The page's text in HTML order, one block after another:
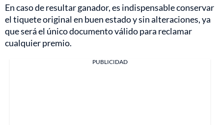
En caso de resultar ganador, es indispensable conservar
el tiquete original en buen estado y sin alteraciones, ya
que será el único documento válido para reclamar
cualquier premio.
PUBLICIDAD